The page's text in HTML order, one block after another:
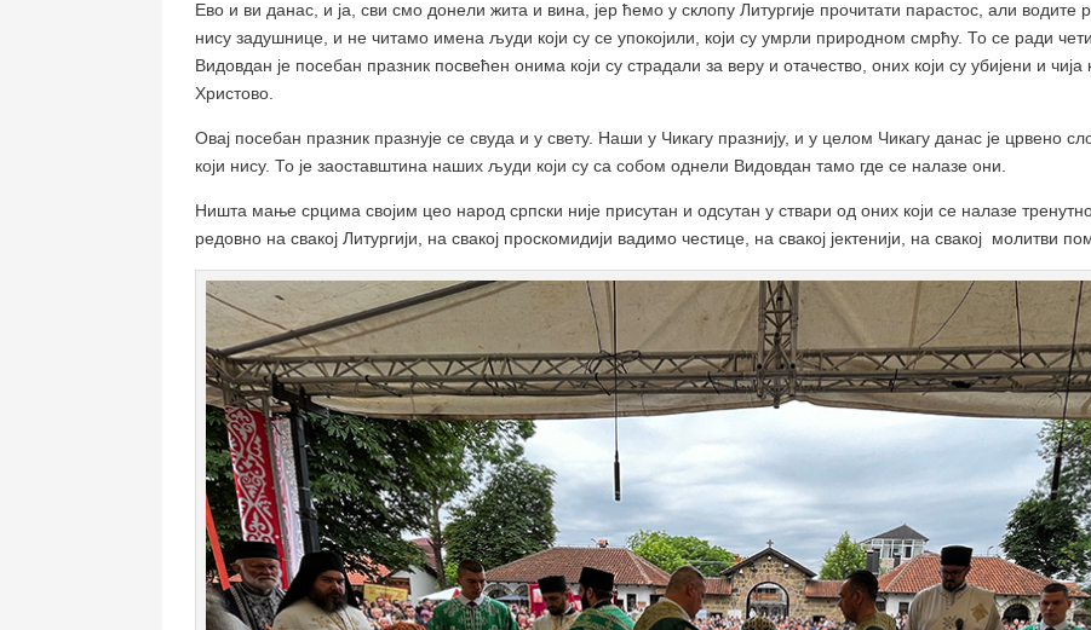
Ево и ви данас, и ја, сви смо донели жита и вина, јер ћемо у склопу Литургије прочитати парастос, али
нису задушнице, и не читамо имена људи који су се упокојили, који су умрли природном смрћу. То се ради
Видовдан је посебан празник посвећен онима који су страдали за веру и отачество, оних који су убијени и
Христово.
Овај посебан празник празнује се свуда и у свету. Наши у Чикагу празнију, и у целом Чикагу данас је црвено
који нису. То је заоставштина наших људи који су са собом однели Видовдан тамо где се налазе они.
Ништа мање срцима својим цео народ српски није присутан и одсутан у ствари од оних који се налазе
редовно на свакој Литургији, на свакој проскомидији вадимо честице, на свакој јектенији, на свакој молитви